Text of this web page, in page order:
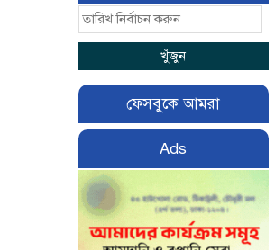
ফেসবুকে আমরা
Ads